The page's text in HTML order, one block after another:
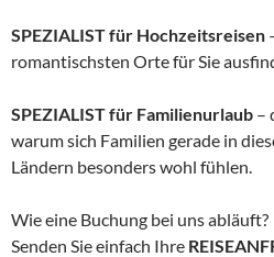
SPEZIALIST für Hochzeitsreisen
romantischsten Orte für Sie
SPEZIALIST für Familienurlaub –
warum sich Familien gerade in
Ländern besonders wohl fühlen.
Wie eine Buchung bei uns abläuft?
Senden Sie einfach Ihre